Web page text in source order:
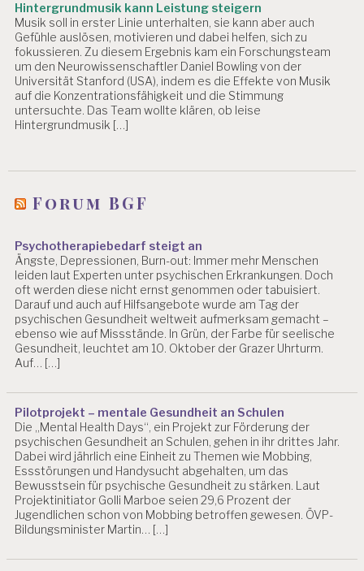
Hintergrundmusik kann Leistung steigern
Musik soll in erster Linie unterhalten, sie kann aber auch
Gefühle auslösen, motivieren und dabei helfen, sich zu
fokussieren. Zu diesem Ergebnis kam ein Forschungsteam
um den Neurowissenschaftler Daniel Bowling von der
Universität Stanford (USA), indem es die Effekte von Musik
auf die Konzentrationsfähigkeit und die Stimmung
untersuchte. Das Team wollte klären, ob leise
Hintergrundmusik […]
Forum BGF
Psychotherapiebedarf steigt an
Ängste, Depressionen, Burn-out: Immer mehr Menschen
leiden laut Experten unter psychischen Erkrankungen. Doch
oft werden diese nicht ernst genommen oder tabuisiert.
Darauf und auch auf Hilfsangebote wurde am Tag der
psychischen Gesundheit weltweit aufmerksam gemacht –
ebenso wie auf Missstände. In Grün, der Farbe für seelische
Gesundheit, leuchtet am 10. Oktober der Grazer Uhrturm.
Auf… […]
Pilotprojekt – mentale Gesundheit an Schulen
Die „Mental Health Days“, ein Projekt zur Förderung der
psychischen Gesundheit an Schulen, gehen in ihr drittes Jahr.
Dabei wird jährlich eine Einheit zu Themen wie Mobbing,
Essstörungen und Handysucht abgehalten, um das
Bewusstsein für psychische Gesundheit zu stärken. Laut
Projektinitiator Golli Marboe seien 29,6 Prozent der
Jugendlichen schon von Mobbing betroffen gewesen. ÖVP-
Bildungsminister Martin… […]